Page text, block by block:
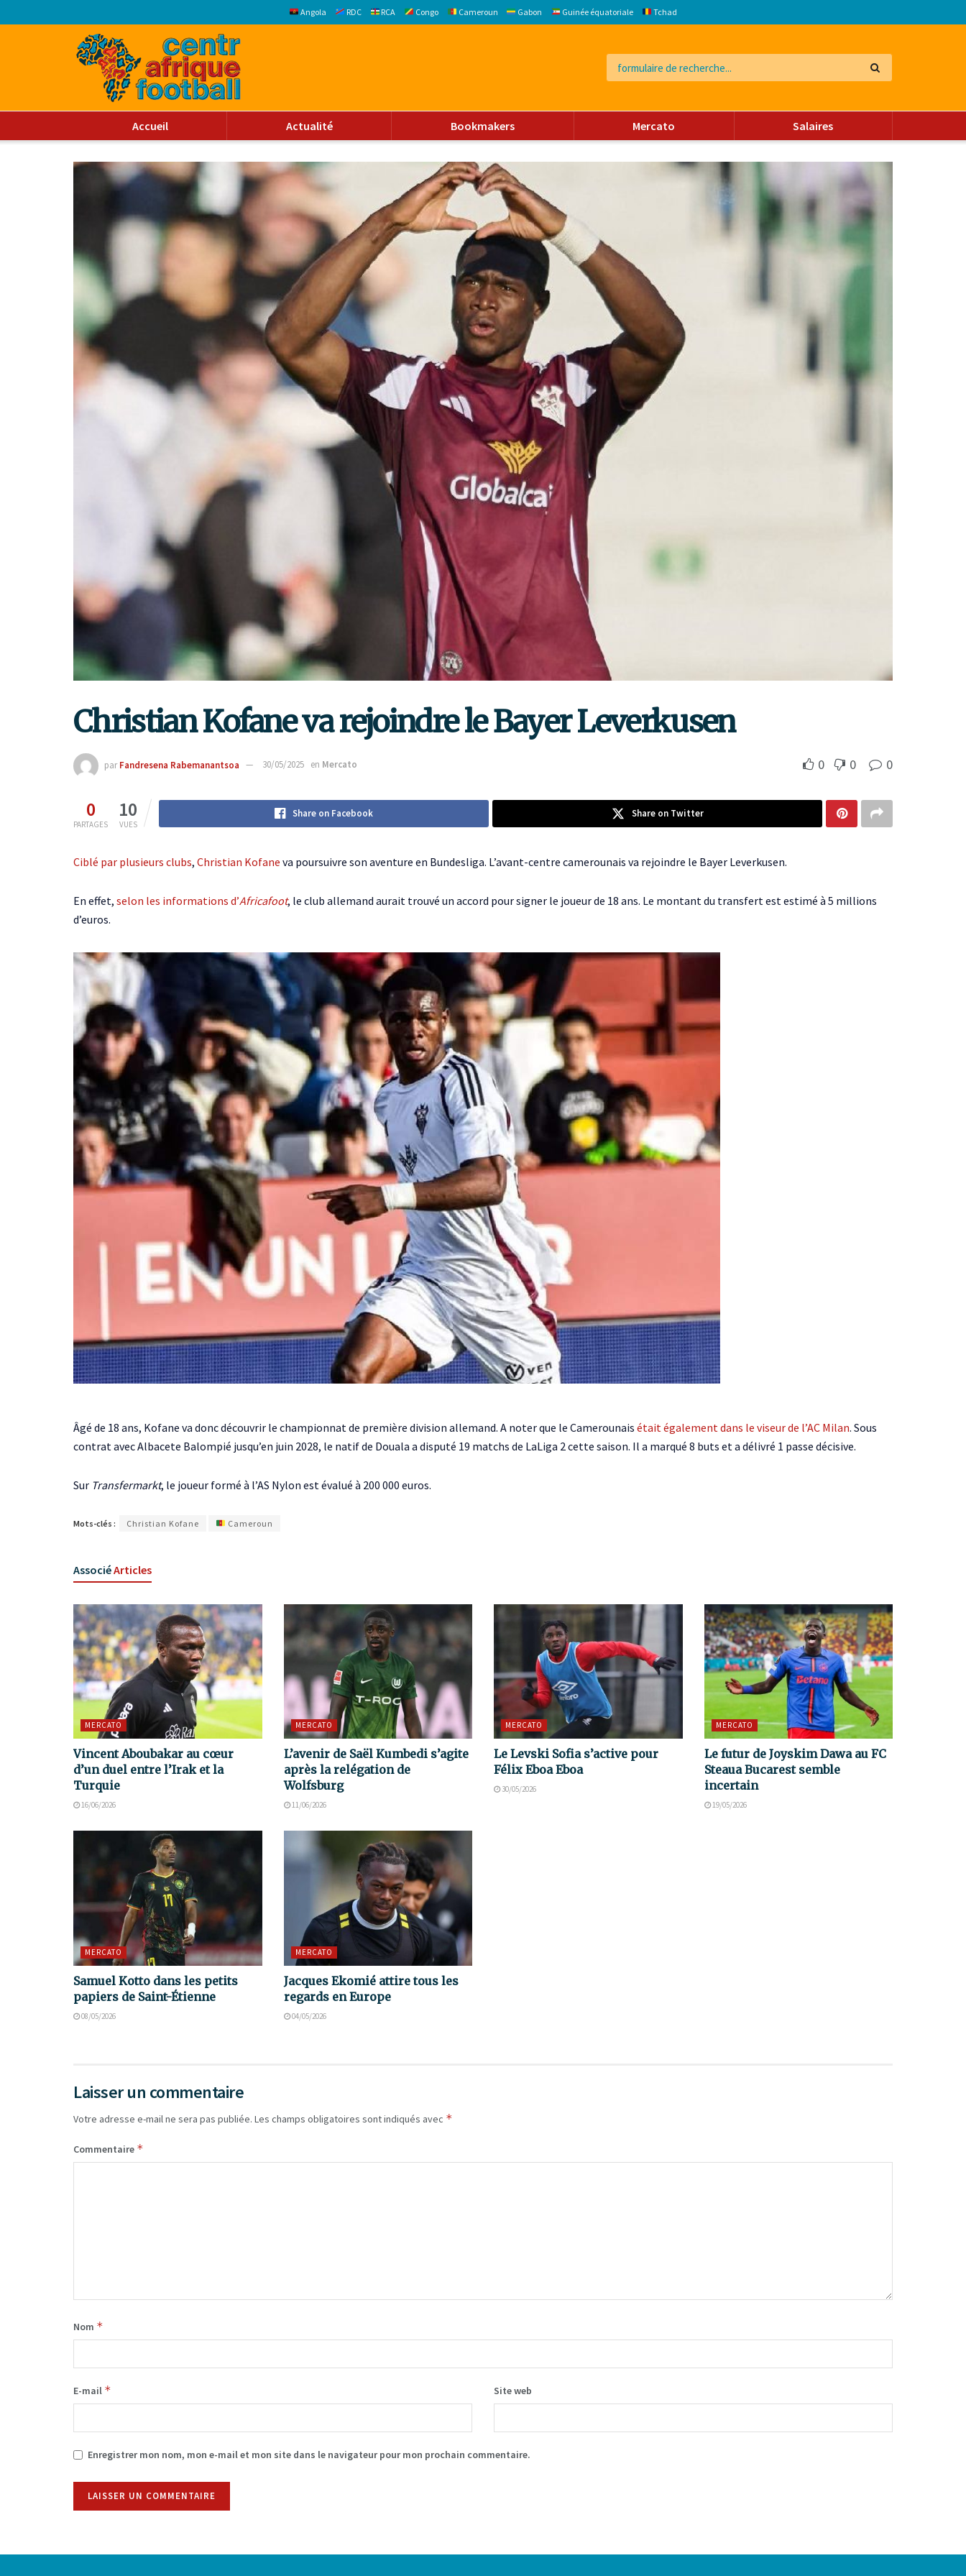
Angola RDC RCA Congo Cameroun Gabon Guinée équatoriale Tchad
Accueil Actualité Bookmakers Mercato Salaires
Christian Kofane va rejoindre le Bayer Leverkusen
par Fandresena Rabemanantsoa 30/05/2025 en Mercato 0 0 0
0
PARTAGES
10
VUES
Share on Facebook Share on Twitter
Ciblé par plusieurs clubs, Christian Kofane va poursuivre son aventure en Bundesliga. L’avant-centre camerounais va rejoindre le Bayer Leverkusen.
En effet, selon les informations d’Africafoot, le club allemand aurait trouvé un accord pour signer le joueur de 18 ans. Le montant du transfert est estimé à 5 millions
d’euros.
Âgé de 18 ans, Kofane va donc découvrir le championnat de première division allemand. A noter que le Camerounais était également dans le viseur de l’AC Milan. Sous
contrat avec Albacete Balompié jusqu’en juin 2028, le natif de Douala a disputé 19 matchs de LaLiga 2 cette saison. Il a marqué 8 buts et a délivré 1 passe décisive.
Sur Transfermarkt, le joueur formé à l’AS Nylon est évalué à 200 000 euros.
Mots-clés : Christian Kofane Cameroun
AssociéArticles
MERCATO
Vincent Aboubakar au cœur
d’un duel entre l’Irak et la
Turquie
16/06/2026
MERCATO
L’avenir de Saël Kumbedi s’agite
après la relégation de
Wolfsburg
11/06/2026
MERCATO
Le Levski Sofia s’active pour
Félix Eboa Eboa
30/05/2026
MERCATO
Le futur de Joyskim Dawa au FC
Steaua Bucarest semble
incertain
19/05/2026
MERCATO
Samuel Kotto dans les petits
papiers de Saint-Étienne
08/05/2026
MERCATO
Jacques Ekomié attire tous les
regards en Europe
04/05/2026
Laisser un commentaire
Votre adresse e-mail ne sera pas publiée. Les champs obligatoires sont indiqués avec *
Commentaire *
Nom *
E-mail * Site web
Enregistrer mon nom, mon e-mail et mon site dans le navigateur pour mon prochain commentaire.